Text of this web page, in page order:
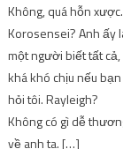
Không, quá hỗn xược.
Korosensei? Anh ấy
một người biết tất cả,
khá khó chịu nếu bạn
hỏi tôi. Rayleigh?
Không có gì dễ
về anh ta. […]